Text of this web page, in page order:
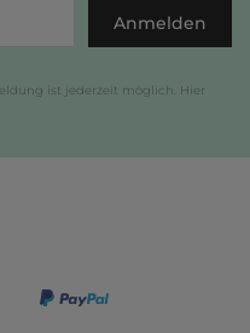
Anmelden
ist jederzeit möglich. Hier